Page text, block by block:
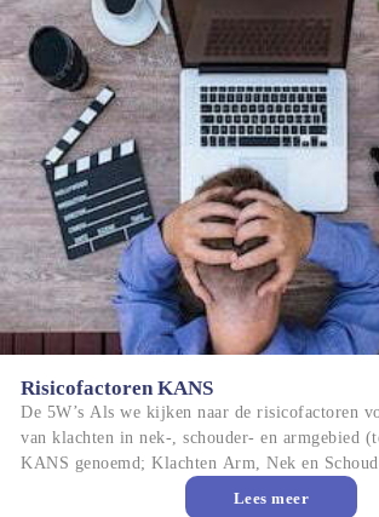
Risicofactoren KANS
De 5W’s Als we kijken naar de risicofactoren
van klachten in nek-, schouder- en armgebied
KANS genoemd; Klachten Arm, Nek en
altijd integraal kijken naar 5 punten, de
Lees meer